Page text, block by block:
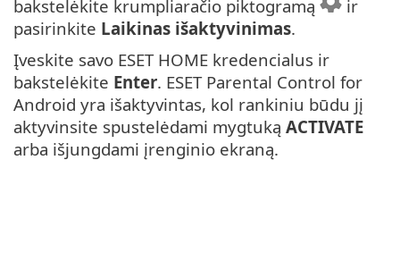
bakstelėkite krumpliaračio piktogramą
ir
pasirinkite Laikinas išaktyvinimas.
Įveskite savo ESET HOME kredencialus ir
bakstelėkite Enter. ESET Parental Control for
Android yra išaktyvintas, kol rankiniu būdu jį
aktyvinsite spustelėdami mygtuką ACTIVATE
arba išjungdami įrenginio ekraną.